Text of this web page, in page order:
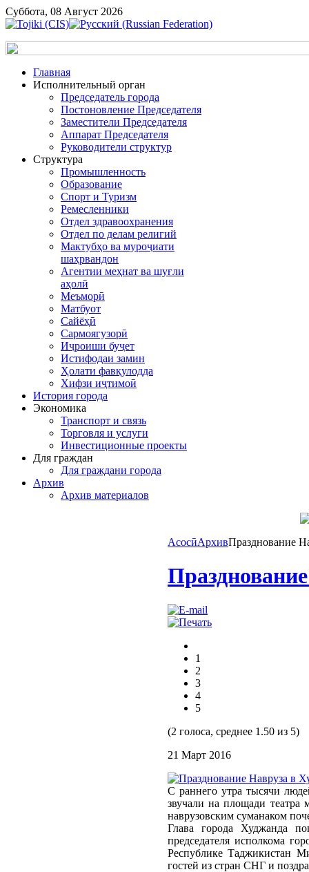
Суббота, 08 Август 2026
Главная
Исполнительный орган
Председатель города
Постоновление Председателя
Заместители Председателя
Аппарат Председателя
Руководители структур
Структура
Промышленность
Образование
Спорт и Туризм
Ремесленники
Отдел здравоохранения
Отдел по делам религий
Мактубҳо ва муроҷиати
шаҳрвандон
Агентии меҳнат ва шуғли
аҳолӣ
Меъморӣ
Матбуот
Сайёҳӣ
Сармоягузорӣ
Иҷроиши буҷет
Истифодаи замин
Ҳолати фавқулодда
Хифзи иҷтимоӣ
История города
Экономика
Транспорт и связь
Торговля и услуги
Инвестиционные проекты
Для граждан
Для граждани города
Архив
Архив материалов
АсосӣАрхивПразднование
1
2
3
4
5
(2 голоса, среднее 1.50 из 5)
21 Март 2016
С раннего утра тысячи
звучали на площади
наврузовским суманаком
Глава города Худжанда
председателя исполкома
Республике Таджикистан
гостей из стран СНГ и